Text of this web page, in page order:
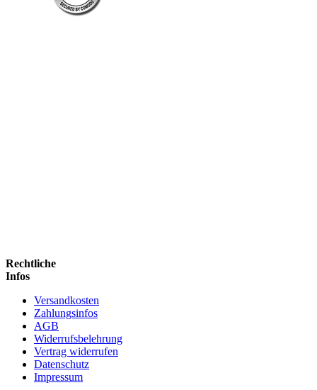
Rechtliche
Infos
Versandkosten
Zahlungsinfos
AGB
Widerrufsbelehrung
Vertrag widerrufen
Datenschutz
Impressum